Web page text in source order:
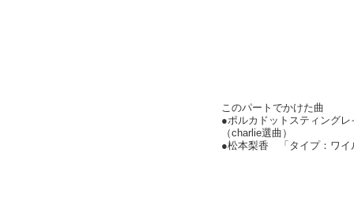
このパートでかけた曲
●ポルカドットスティング
（charlie選曲）
●松本梨香 「タイプ：ワイ